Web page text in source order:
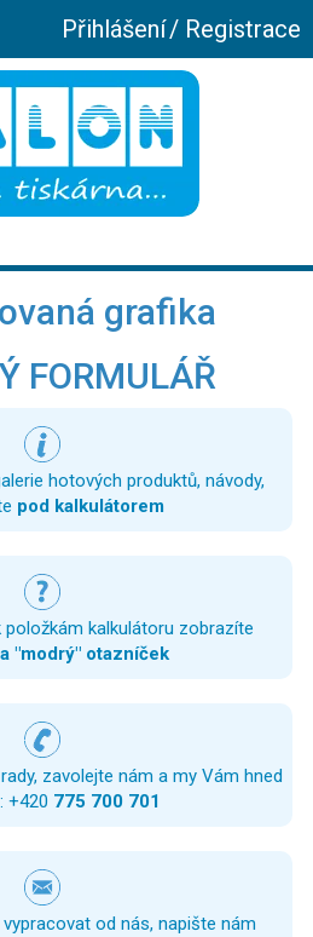
Přihlášení/ Registrace
grafika
FORMULÁŘ
hotových produktů, návody,
pod kalkulátorem
položkám kalkulátoru zobrazíte
"modrý" otazníček
zavolejte nám a my Vám hned
+420 775 700 701
od nás, napište nám